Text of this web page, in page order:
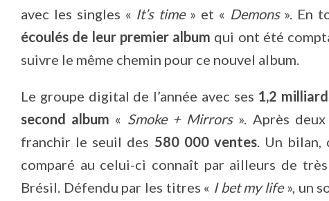
avec les singles « It’s time» et « Demons». En
écoulés de leur premier album qui ont été
suivre le même chemin pour ce nouvel album.
Le groupe digital de l’année avec ses 1,2
second album « Smoke + Mirrors». Après
franchir le seuil des 580 000 ventes. Un bilan,
comparé au celui-ci connaît par ailleurs de
Brésil. Défendu par les titres « I bet my life», un